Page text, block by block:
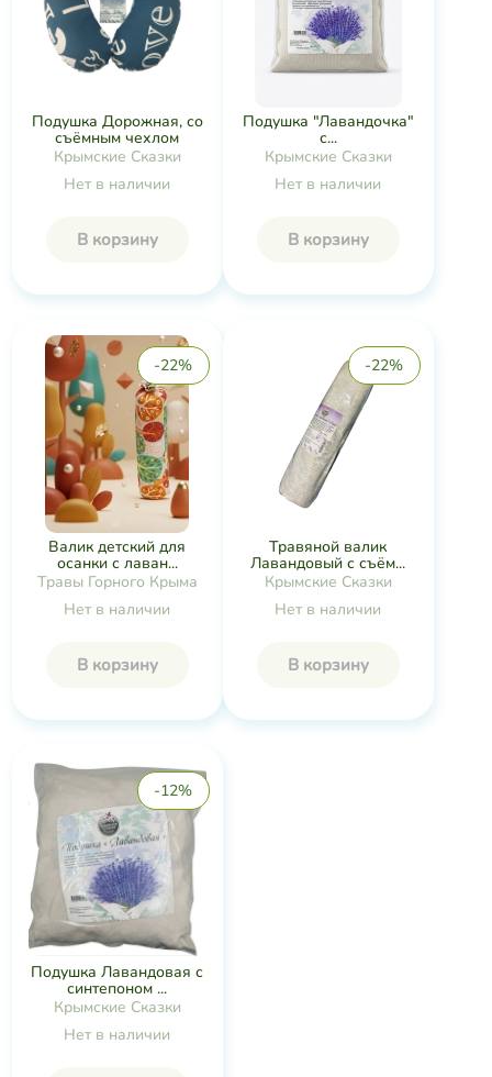
Подушка Дорожная, со
съёмным чехлом
Крымские Сказки
Нет в наличии
В корзину
Подушка "Лавандочка"
с...
Крымские Сказки
Нет в наличии
В корзину
-22%
Валик детский для
осанки с лаван...
Травы Горного Крыма
Нет в наличии
В корзину
-22%
Травяной валик
Лавандовый с съём...
Крымские Сказки
Нет в наличии
В корзину
-12%
Подушка Лавандовая с
синтепоном ...
Крымские Сказки
Нет в наличии